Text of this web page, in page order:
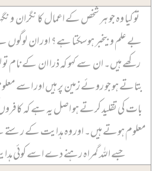
تو کیا وہ جو ہر شخص کے اعمال کا نگران
بے علم و بیخبر ہو سکتا ہے؟ اور ان
رکھے ہیں۔ ان سے کہو کہ ذرا ان کے نام تو
بتاتے ہو جو روئے زمین پر ہیں اور اسے
بات کی تقلید کرتے ہو اصل یہ ہے کہ
معلوم ہوتے ہیں۔ اور وہ ہدایت کے
جسے اللہ گمراہ رہنے دے اسے کوئی